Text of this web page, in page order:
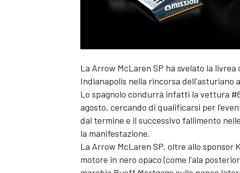
MONOPOSTO
La Arrow McLaren SP ha svelato la
Indianapolis nella rincorsa dell'asturiano
Lo spagnolo condurrà infatti la vettura
agosto, cercando di qualificarsi per
dal termine e il successivo fallimento
la manifestazione.
La Arrow McLaren SP, oltre allo sponsor
motore in nero opaco (come l'ala